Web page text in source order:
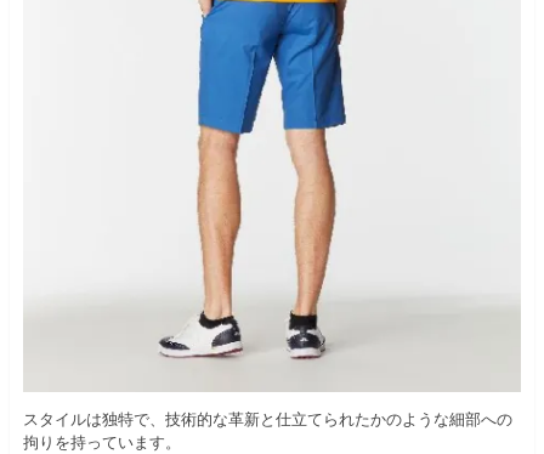
スタイルは独特で、技術的な革新と仕立てられたかのような細部への
拘りを持っています。